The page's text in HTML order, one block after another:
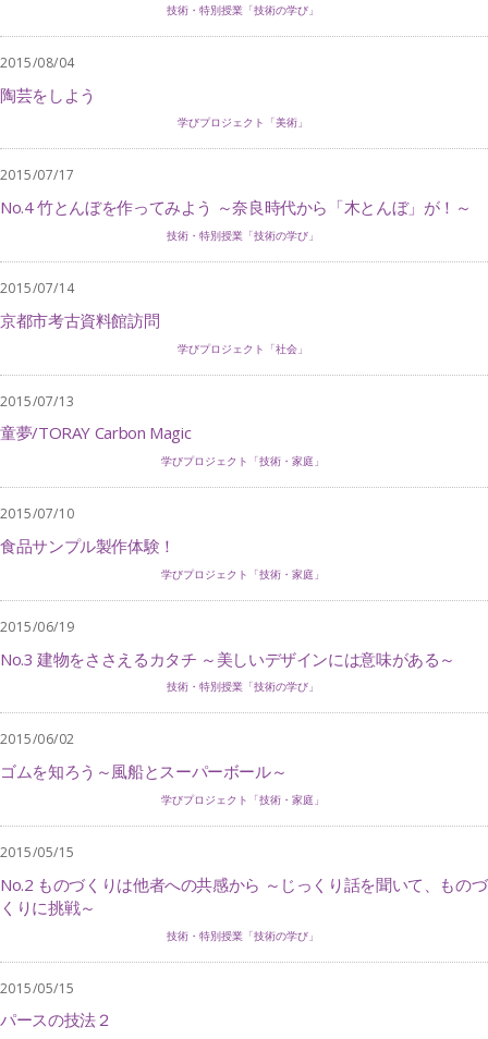
技術・特別授業「技術の学び」
2015/08/04
陶芸をしよう
学びプロジェクト「美術」
2015/07/17
No.4 竹とんぼを作ってみよう ～奈良時代から「木とんぼ」が！～
技術・特別授業「技術の学び」
2015/07/14
京都市考古資料館訪問
学びプロジェクト「社会」
2015/07/13
童夢/TORAY Carbon Magic
学びプロジェクト「技術・家庭」
2015/07/10
食品サンプル製作体験！
学びプロジェクト「技術・家庭」
2015/06/19
No.3 建物をささえるカタチ ～美しいデザインには意味がある～
技術・特別授業「技術の学び」
2015/06/02
ゴムを知ろう～風船とスーパーボール～
学びプロジェクト「技術・家庭」
2015/05/15
No.2 ものづくりは他者への共感から ～じっくり話を聞いて、ものづ
くりに挑戦～
技術・特別授業「技術の学び」
2015/05/15
パースの技法２